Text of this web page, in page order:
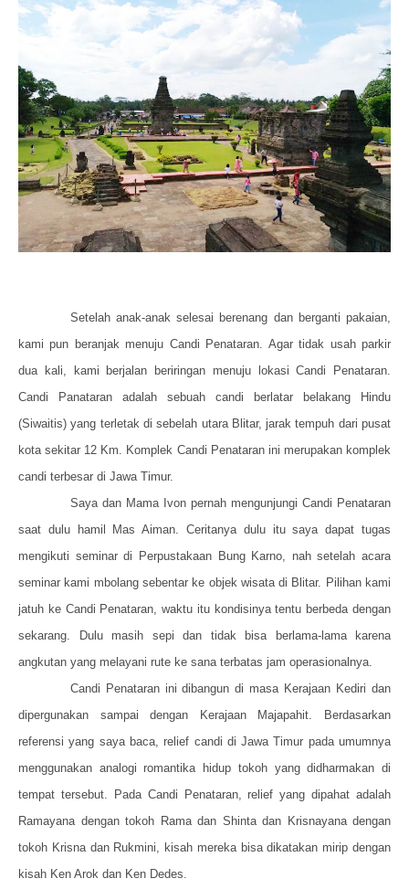
Setelah anak-anak selesai berenang dan berganti pakaian,
kami pun beranjak menuju Candi Penataran. Agar tidak usah parkir
dua kali, kami berjalan beriringan menuju lokasi Candi Penataran.
Candi Panataran adalah sebuah candi berlatar belakang Hindu
(Siwaitis) yang terletak di sebelah utara Blitar, jarak tempuh dari pusat
kota sekitar 12 Km. Komplek Candi Penataran ini merupakan komplek
candi terbesar di Jawa Timur.
Saya dan Mama Ivon pernah mengunjungi Candi Penataran
saat dulu hamil Mas Aiman. Ceritanya dulu itu saya dapat tugas
mengikuti seminar di Perpustakaan Bung Karno, nah setelah acara
seminar kami mbolang sebentar ke objek wisata di Blitar. Pilihan kami
jatuh ke Candi Penataran, waktu itu kondisinya tentu berbeda dengan
sekarang. Dulu masih sepi dan tidak bisa berlama-lama karena
angkutan yang melayani rute ke sana terbatas jam operasionalnya.
Candi Penataran ini dibangun di masa Kerajaan Kediri dan
dipergunakan sampai dengan Kerajaan Majapahit. Berdasarkan
referensi yang saya baca, relief candi di Jawa Timur pada umumnya
menggunakan analogi romantika hidup tokoh yang didharmakan di
tempat tersebut. Pada Candi Penataran, relief yang dipahat adalah
Ramayana dengan tokoh Rama dan Shinta dan Krisnayana dengan
tokoh Krisna dan Rukmini, kisah mereka bisa dikatakan mirip dengan
kisah Ken Arok dan Ken Dedes.